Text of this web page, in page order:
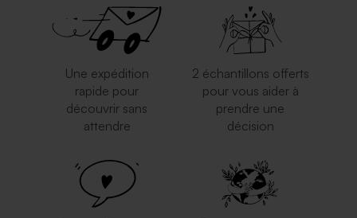
Carte vierge allongée double
volet effet brillant
rectangle arrondie double
volet effet brillant
Une expédition
rapide pour
découvrir sans
attendre
2 échantillons offerts
pour vous aider à
prendre une
décision